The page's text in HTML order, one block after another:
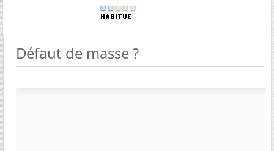
Défaut de masse ?